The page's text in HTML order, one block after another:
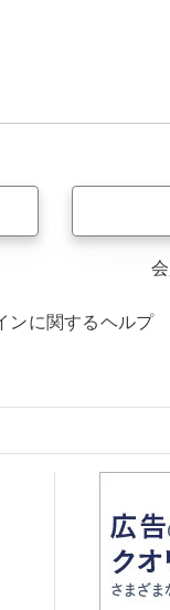
ンに関するヘルプ